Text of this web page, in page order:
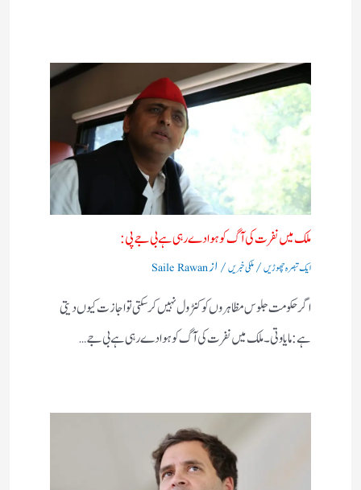
ملک میں نفرت کی آگ کو ہوا دے رہی ہے بی جے پی:
ایک تبصرہ چھوڑیں/ملکی خبریں/ ازSaile Rawan
اگر حکومت جلوس مظاہروں کو کنٹرول نہیں کرسکتی تو اجازت کیوں دیتی
ہے:مایاوتی۔ ملک میں نفرت کی آگ کو ہوا دے رہی ہے بی جے…